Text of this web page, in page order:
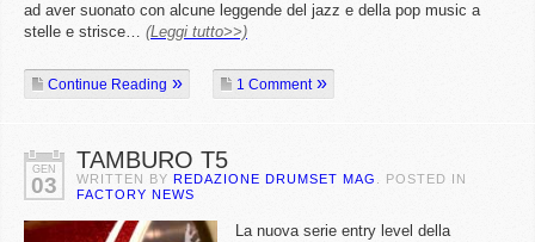
ad aver suonato con alcune leggende del jazz e della pop music a
stelle e strisce… (Leggi tutto>>)
Continue Reading 1 Comment
GEN
03
TAMBURO T5
WRITTEN BY REDAZIONE DRUMSET MAG
. POSTED IN
FACTORY NEWS
La nuova serie entry level della